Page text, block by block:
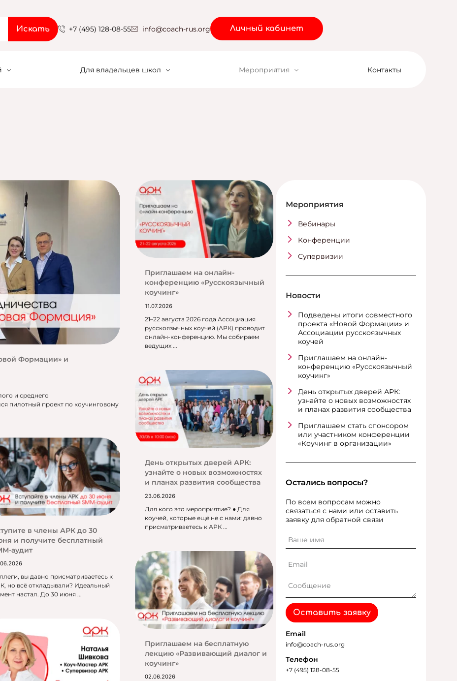
Искать +7 (495) 128-08-55 info@coach-rus.org Личный кабинет
Для владельцев школ Мероприятия Контакты
Формации» и
и среднего
пилотный проект по коучинговому
Приглашаем на онлайн-
конференцию «Русскоязычный
коучинг»
11.07.2026
21–22 августа 2026 года Ассоциация
русскоязычных коучей (АРК) проводит
онлайн-конференцию. Мы собираем
ведущих ...
День открытых дверей АРК:
узнайте о новых возможностях
и планах развития сообщества
23.06.2026
Для кого это мероприятие? ● Для
коучей, которые ещё не с нами: давно
присматриваетесь к АРК ...
в члены АРК до 30
и получите бесплатный
аудит
вы давно присматриваетесь к
но всё откладывали? Идеальный
настал. До 30 июня ...
Приглашаем на бесплатную
лекцию «Развивающий диалог и
коучинг»
02.06.2026
Мероприятия
Вебинары
Конференции
Супервизии
Новости
Подведены итоги совместного
проекта «Новой Формации» и
Ассоциации русскоязычных
коучей
Приглашаем на онлайн-
конференцию «Русскоязычный
коучинг»
День открытых дверей АРК:
узнайте о новых возможностях
и планах развития сообщества
Приглашаем стать спонсором
или участником конференции
«Коучинг в организации»
Остались вопросы?
По всем вопросам можно
связаться с нами или оставить
заявку для обратной связи
Оставить заявку
Email
info@coach-rus.org
Телефон
+7 (495) 128-08-55